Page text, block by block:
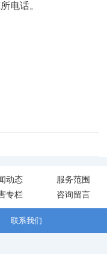
电话。
动态
服务范围
专栏 咨询留言
联系我们